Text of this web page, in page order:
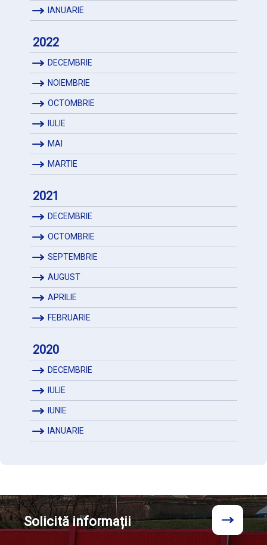
IANUARIE
2022
DECEMBRIE
NOIEMBRIE
OCTOMBRIE
IULIE
MAI
MARTIE
2021
DECEMBRIE
OCTOMBRIE
SEPTEMBRIE
AUGUST
APRILIE
FEBRUARIE
2020
DECEMBRIE
IULIE
IUNIE
IANUARIE
Solicităinformații